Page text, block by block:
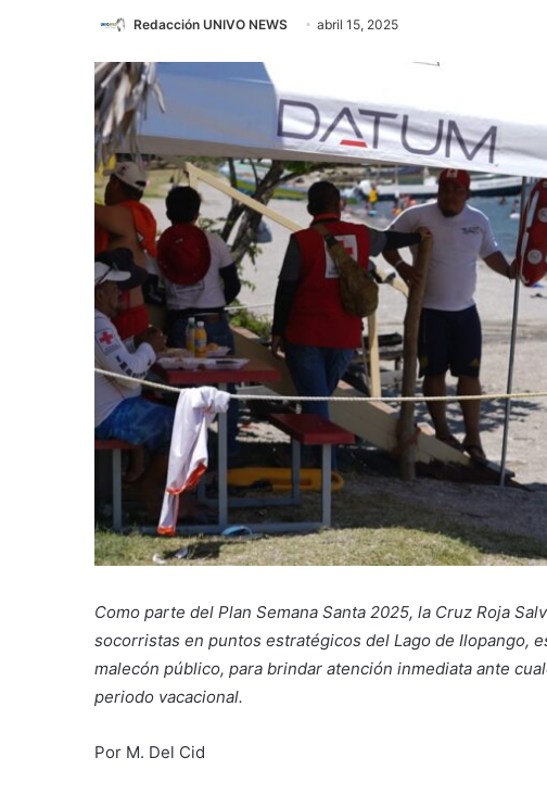
Redacción UNIVO NEWS abril 15, 2025
Como parte del Plan Semana Santa 2025, la Cruz Roja
socorristas en puntos estratégicos del Lago de Ilopango,
malecón público, para brindar atención inmediata ante
periodo vacacional.
Por M. Del Cid